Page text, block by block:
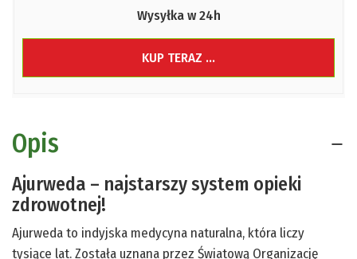
Wysyłka w 24h
KUP TERAZ ...
Opis
Ajurweda – najstarszy system opieki
zdrowotnej!
Ajurweda to indyjska medycyna naturalna, która liczy
tysiące lat. Została uznana przez Światową Organizację